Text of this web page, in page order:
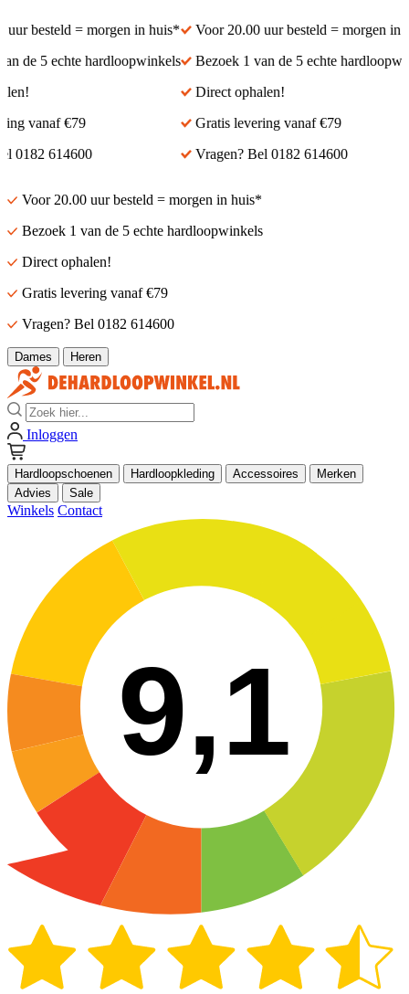
besteld = morgen in huis*
de 5 echte hardloopwinkels
vanaf €79
614600
Voor 20.00 uur besteld = morgen in
Bezoek 1 van de 5 echte
Direct ophalen!
Gratis levering vanaf €79
Vragen? Bel 0182 614600
Voor 20.00 uur besteld = morgen in huis*
Bezoek 1 van de 5 echte hardloopwinkels
Direct ophalen!
Gratis levering vanaf €79
Vragen? Bel 0182 614600
Dames Heren
Zoek
Inloggen
Hardloopschoenen Hardloopkleding Accessoires
Merken
Advies
Sale
Winkels Contact
9,1